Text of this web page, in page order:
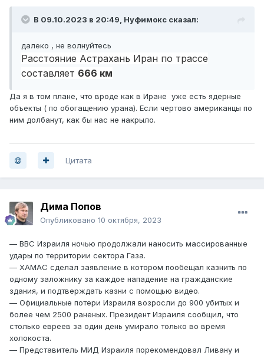
В 09.10.2023 в 20:49, Нуфимокс сказал:
далеко , не волнуйтесь
Расстояние Астрахань Иран по трассе
составляет 666 км
Да я в том плане, что вроде как в Иране уже есть ядерные
объекты ( по обогащению урана). Если чертово американцы по
ним долбанут, как бы нас не накрыло.
Цитата
Дима Попов
Опубликовано 10 октября, 2023
— ВВС Израиля ночью продолжали наносить массированные
удары по территории сектора Газа.
— ХАМАС сделал заявление в котором пообещал казнить по
одному заложнику за каждое нападение на гражданские
здания, и подтверждать казни с помощью видео.
— Официальные потери Израиля возросли до 900 убитых и
более чем 2500 раненых. Президент Израиля сообщил, что
столько евреев за один день умирало только во время
холокоста.
— Представитель МИД Израиля порекомендовал Ливану и